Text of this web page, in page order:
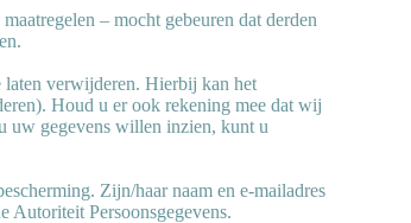
– mocht gebeuren dat derden
laten verwijderen. Hierbij kan het
Houd u er ook rekening mee dat wij
uw gegevens willen inzien, kunt u
Zijn/haar naam en e-mailadres
Autoriteit Persoonsgegevens.